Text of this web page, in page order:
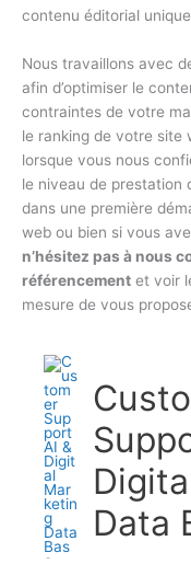
contenu éditorial
Nous travaillons avec
afin d’optimiser le
contraintes de votre
le ranking de votre site
lorsque vous nous
le niveau de prestation
dans une première
web ou bien si vous
n’hésitez pas à nous
référencement et voir
mesure de vous